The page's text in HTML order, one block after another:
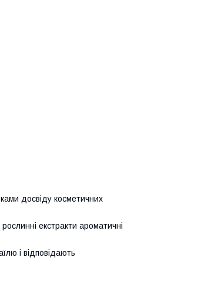
досвіду косметичних
екстракти ароматичні
і відповідають